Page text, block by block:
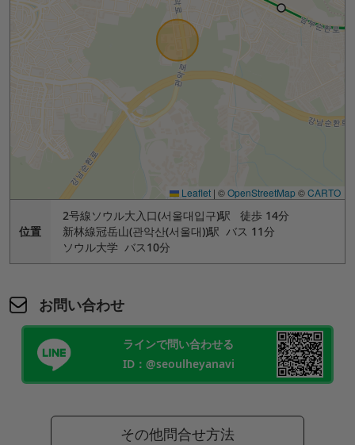
Leaflet | ©OpenStreetMap©CARTO
位置
2号線ソウル大入口(서울대입구)駅 徒歩 14分
新林線冠岳山(관악산(서울대))駅 バス 11分
ソウル大学 バス10分
お問い合わせ
ラインで問い合わせる
ID：@seoulheyanavi
その他問合せ方法